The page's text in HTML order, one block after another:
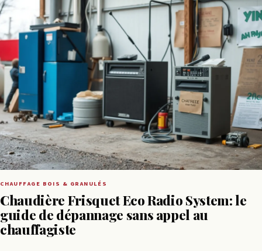
CHAUFFAGE BOIS & GRANULÉS
Chaudière Frisquet Eco Radio System: le
guide de dépannage sans appel au
chauffagiste